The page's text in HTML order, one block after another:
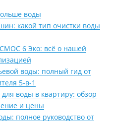
воды
какой тип очистки воды
6 Эко: всё о нашей
воды: полный гид от
5-в-1
воды в квартиру: обзор
и цены
полное руководство от